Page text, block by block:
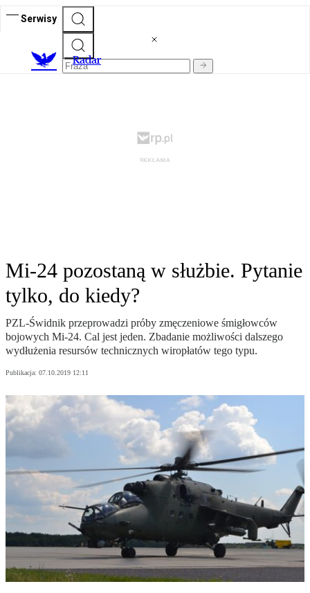
Serwisy
Radar
Mi-24 pozostaną w służbie. Pytanie
tylko, do kiedy?
PZL-Świdnik przeprowadzi próby zmęczeniowe śmigłowców
bojowych Mi-24. Cal jest jeden. Zbadanie możliwości dalszego
wydłużenia resursów technicznych wiropłatów tego typu.
Publikacja: 07.10.2019 12:11